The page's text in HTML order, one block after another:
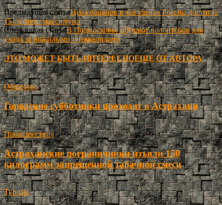
Предыдущая статьяЦена бананов в магазинах России достигла
15-летнего максимума
Следующая статьяВ Подмосковье обучают волонтёров для
ухода за пожилыми и инвалидами
ЭТО МОЖЕТ БЫТЬ ИНТЕРЕСНОЕЩЕ ОТ АВТОРА
Общество
Городские субботники проходят в Астрахани
Происшествия
Астраханские пограничники изъяли 150
килограмм запрещенной табачной смеси
Туризм